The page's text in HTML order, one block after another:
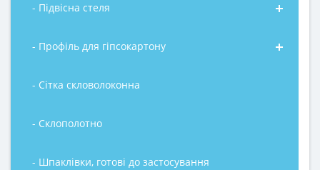
- Підвісна стеля
- Профіль для гіпсокартону
- Сітка скловолоконна
- Склополотно
- Шпаклівки, готові до застосування